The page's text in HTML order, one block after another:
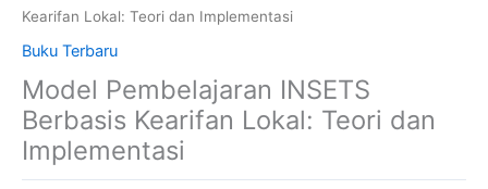
Kearifan Lokal: Teori dan Implementasi
Buku Terbaru
Model Pembelajaran INSETS
Berbasis Kearifan Lokal: Teori dan
Implementasi